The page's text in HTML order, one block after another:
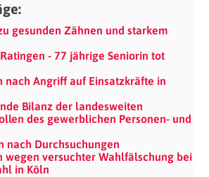
gesunden Zähnen und starkem
- 77 jährige Seniorin tot
nach Angriff auf Einsatzkräfte in
Bilanz der landesweiten
des gewerblichen Personen- und
nach Durchsuchungen
wegen versuchter Wahlfälschung bei
in Köln